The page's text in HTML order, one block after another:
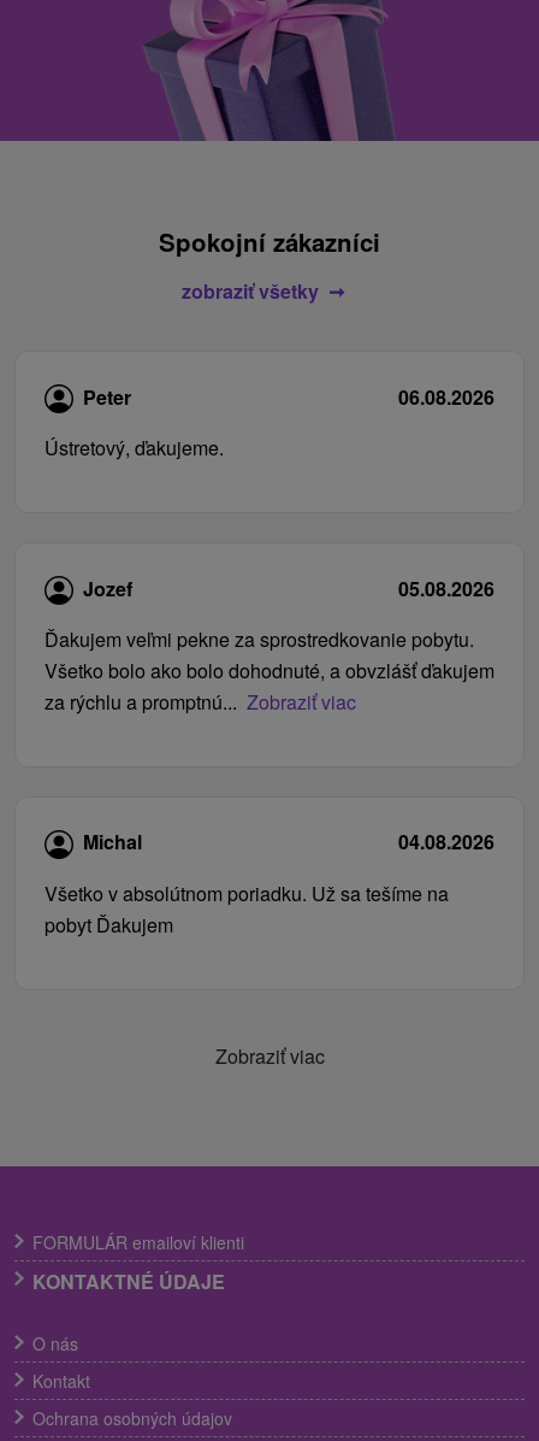
Spokojní zákazníci
zobraziť všetky
Peter
06.08.2026
Ústretový, ďakujeme.
Jozef
05.08.2026
Ďakujem veľmi pekne za sprostredkovanie pobytu.
Všetko bolo ako bolo dohodnuté, a obvzlášť ďakujem
za rýchlu a promptnú... Zobraziť viac
Michal
04.08.2026
Všetko v absolútnom poriadku. Už sa tešíme na
pobyt Ďakujem
Zobraziť viac
FORMULÁR emailoví klienti
KONTAKTNÉ ÚDAJE
O nás
Kontakt
Ochrana osobných údajov